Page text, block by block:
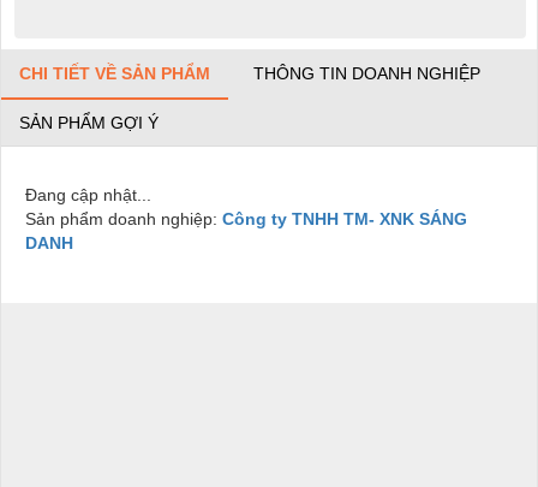
CHI TIẾT VỀ SẢN PHẨM THÔNG TIN DOANH NGHIỆP
SẢN PHẨM GỢI Ý
Đang cập nhật...
Sản phẩm doanh nghiệp: Công ty TNHH TM- XNK SÁNG
DANH